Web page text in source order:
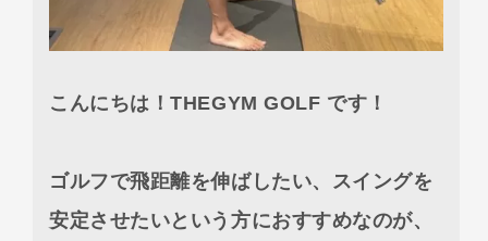
こんにちは！THEGYM GOLF です！
ゴルフで飛距離を伸ばしたい、スイングを
安定させたいという方におすすめなのが、